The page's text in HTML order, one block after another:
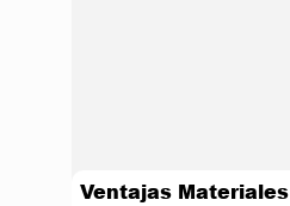
Ventajas Materiales